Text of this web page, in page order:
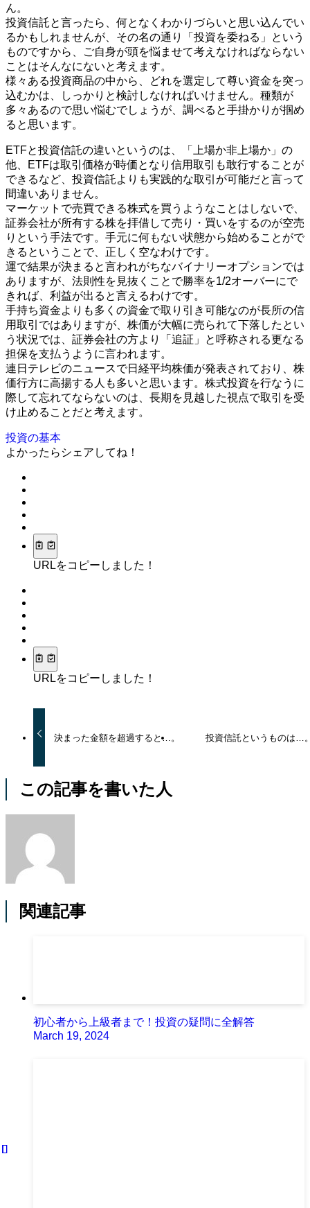
ん。
投資信託と言ったら、何となくわかりづらいと思い込んでい
るかもしれませんが、その名の通り「投資を委ねる」という
ものですから、ご自身が頭を悩ませて考えなければならない
ことはそんなにないと考えます。
様々ある投資商品の中から、どれを選定して尊い資金を突っ
込むかは、しっかりと検討しなければいけません。種類が
多々あるので思い悩むでしょうが、調べると手掛かりが掴め
ると思います。
ETFと投資信託の違いというのは、「上場か非上場か」の
他、ETFは取引価格が時価となり信用取引も敢行することが
できるなど、投資信託よりも実践的な取引が可能だと言って
間違いありません。
マーケットで売買できる株式を買うようなことはしないで、
証券会社が所有する株を拝借して売り・買いをするのが空売
りという手法です。手元に何もない状態から始めることがで
きるということで、正しく空なわけです。
運で結果が決まると言われがちなバイナリーオプションでは
ありますが、法則性を見抜くことで勝率を1/2オーバーにで
きれば、利益が出ると言えるわけです。
手持ち資金よりも多くの資金で取り引き可能なのが長所の信
用取引ではありますが、株価が大幅に売られて下落したとい
う状況では、証券会社の方より「追証」と呼称される更なる
担保を支払うように言われます。
連日テレビのニュースで日経平均株価が発表されており、株
価行方に高揚する人も多いと思います。株式投資を行なうに
際して忘れてならないのは、長期を見越した視点で取引を受
け止めることだと考えます。
投資の基本
よかったらシェアしてね！
URLをコピーしました！
URLをコピーしました！
決まった金額を超過すると…。 投資信託というものは…
この記事を書いた人
関連記事
初心者から上級者まで！投資の疑問に全解答
March 19, 2024